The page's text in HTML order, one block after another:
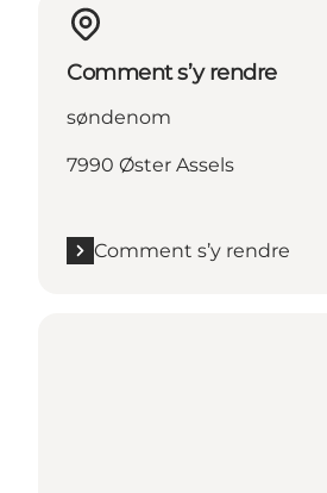
Comment s’y rendre
søndenom
7990 Øster Assels
Comment s’y rendre